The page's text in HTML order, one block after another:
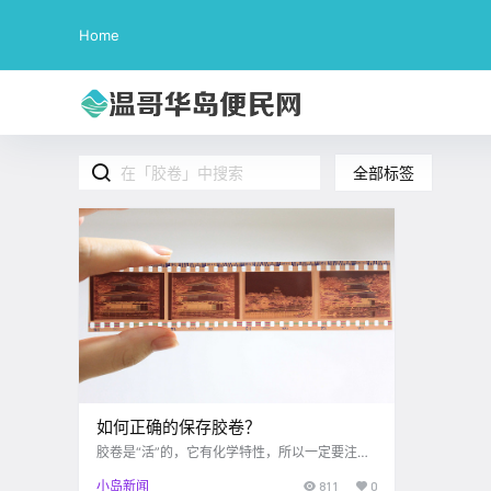
Home
全部标签
如何正确的保存胶卷？
胶卷是“活”的，它有化学特性，所以一定要注重
存.
小岛新闻 811 0